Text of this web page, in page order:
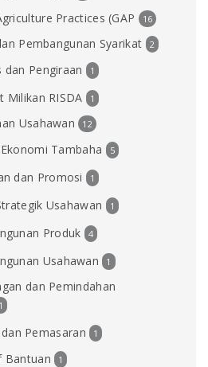
Practices (GAP 16
Pembangunan Syarikat 2
dan Pengiraan 1
Milikan RISDA 1
Usahawan 12
Tambaha 5
dan Promosi 1
Usahawan 1
Produk 4
Usahawan 1
dan Pemindahan
1
Pemasaran 1
Bantuan 1